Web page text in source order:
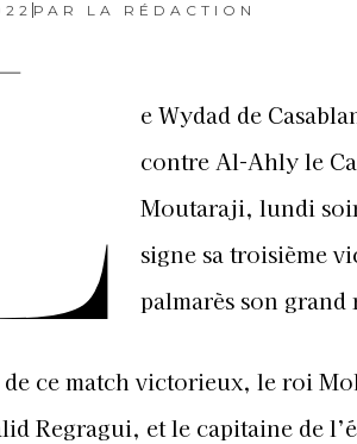
PAR LA RÉDACTION
e Wydad de
contre Al-Ahly le
Moutaraji, lundi soir
signe sa troisième
palmarès son
de ce match victorieux, le roi
Regragui, et le capitaine de